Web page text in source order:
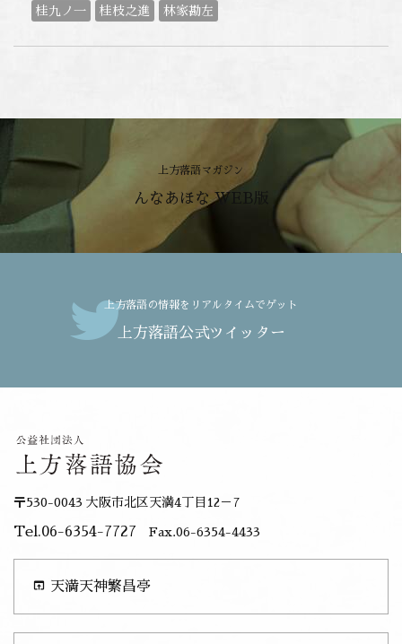
桂九ノ一 桂枝之進 林家勘左
上方落語マガジン
んなあほな WEB版
上方落語の情報をリアルタイムでゲット
上方落語公式ツイッター
〒530-0043 大阪市北区天満4丁目12－7
Tel.06-6354-7727 Fax.06-6354-4433
open_in_browser 天満天神繁昌亭